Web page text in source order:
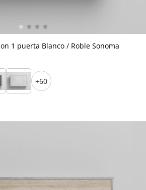
1 puerta Blanco / Roble Sonoma
+60